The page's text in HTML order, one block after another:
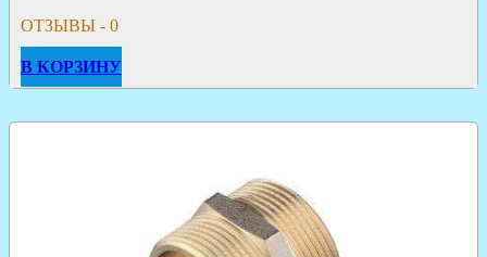
ОТЗЫВЫ - 0
В КОРЗИНУ